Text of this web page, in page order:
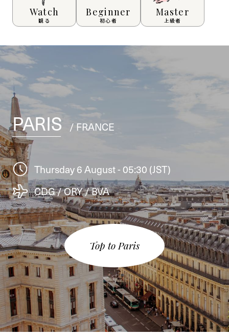
Watch
観る
Beginner
初心者
Master
上級者
PARIS / FRANCE
Thursday 6 August - 05:30 (JST)
CDG / ORY / BVA
Top to Paris